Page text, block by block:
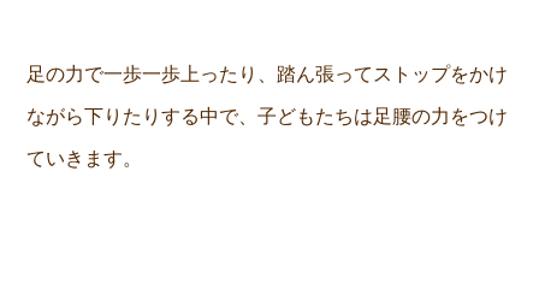
足の力で一歩一歩上ったり、踏ん張ってストップをかけ
ながら下りたりする中で、子どもたちは足腰の力をつけ
ていきます。